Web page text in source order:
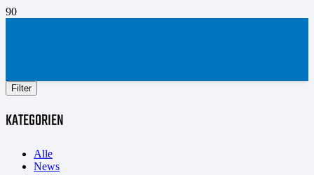
Filter
KATEGORIEN
Alle
News